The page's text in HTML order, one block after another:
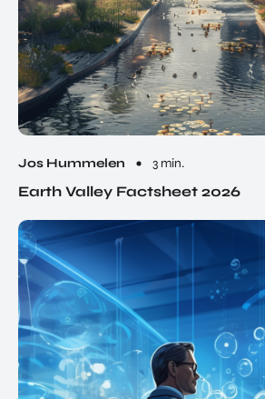
Jos Hummelen 3 min.
Earth Valley Factsheet 2026